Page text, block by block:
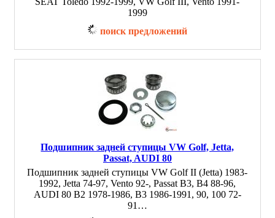
1999
поиск предложений
Подшипник задней ступицы VW Golf, Jetta,
Passat, AUDI 80
Подшипник задней ступицы VW Golf II (Jetta) 1983-
1992, Jetta 74-97, Vento 92-, Passat B3, B4 88-96,
AUDI 80 B2 1978-1986, B3 1986-1991, 90, 100 72-
91…